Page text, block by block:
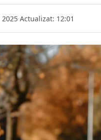
·Actualizat: 12:01